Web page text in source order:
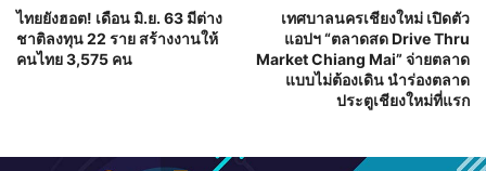
ไทยยังฮอต! เดือน มิ.ย. 63 มีต่าง
ชาติลงทุน 22 ราย สร้างงานให้
คนไทย 3,575 คน
เทศบาลนครเชียงใหม่ เปิดตัว
แอปฯ “ตลาดสด Drive Thru
Market Chiang Mai” จ่ายตลาด
แบบไม่ต้องเดิน นำร่องตลาด
ประตูเชียงใหม่ที่แรก